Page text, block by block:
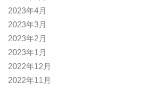
2023年4月
2023年3月
2023年2月
2023年1月
2022年12月
2022年11月